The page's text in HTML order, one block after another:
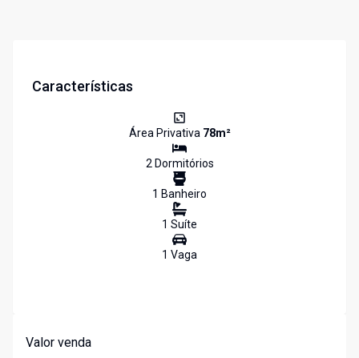
Características
Área Privativa 78m²
2Dormitórios
1 Banheiro
1 Suíte
1 Vaga
Valor venda